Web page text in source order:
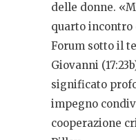
delle donne.
quarto incontro
Forum sotto il
Giovanni
significato
impegno
cooperazione